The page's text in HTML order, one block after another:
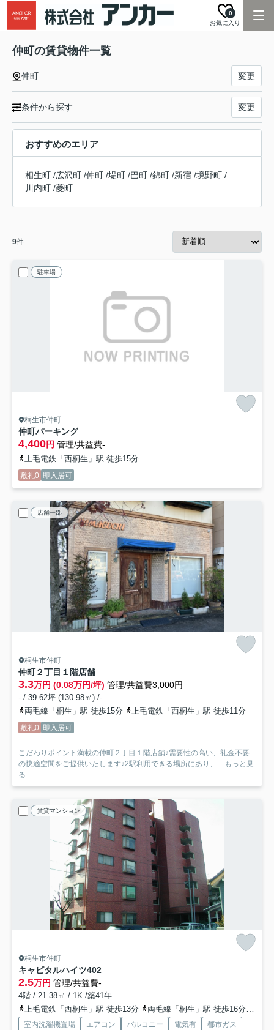
お気に入り
0
仲町の賃貸物件一覧
仲町 変更
条件から探す 変更
おすすめのエリア
相生町 /広沢町 /仲町 /堤町 /巴町 /錦町 /新宿 /境野町 /
川内町 /菱町
9件
駐車場
桐生市仲町
仲町パーキング
4,400円 管理/共益費-
上毛電鉄「西桐生」駅 徒歩15分
敷礼0 即入居可
店舗一部
桐生市仲町
仲町２丁目１階店舗
3.3万円 (0.08万円/坪) 管理/共益費3,000円
- / 39.62坪 (130.98㎡) /-
両毛線「桐生」駅 徒歩15分
上毛電鉄「西桐生」駅 徒歩11分
敷礼0 即入居可
こだわりポイント満載の仲町２丁目１階店舗♪需要性の高い、礼金不要
の快適空間をご提供いたします♪2駅利用できる場所にあり、... もっと見
る
賃貸マンション
桐生市仲町
キャピタルハイツ402
2.5万円 管理/共益費-
4階 / 21.38㎡ / 1K /築41年
上毛電鉄「西桐生」駅 徒歩13分
両毛線「桐生」駅 徒歩16分
室内洗濯機置場 エアコン バルコニー 電気有
都市ガス